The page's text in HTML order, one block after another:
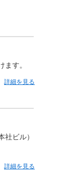
ます。
詳細を見る
社ビル）
詳細を見る